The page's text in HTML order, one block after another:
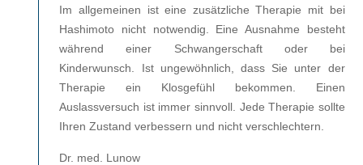
Im allgemeinen ist eine zusätzliche Therapie mit bei
Hashimoto nicht notwendig. Eine Ausnahme besteht
während einer Schwangerschaft oder bei
Kinderwunsch. Ist ungewöhnlich, dass Sie unter der
Therapie ein Klosgefühl bekommen. Einen
Auslassversuch ist immer sinnvoll. Jede Therapie sollte
Ihren Zustand verbessern und nicht verschlechtern.
Dr. med. Lunow